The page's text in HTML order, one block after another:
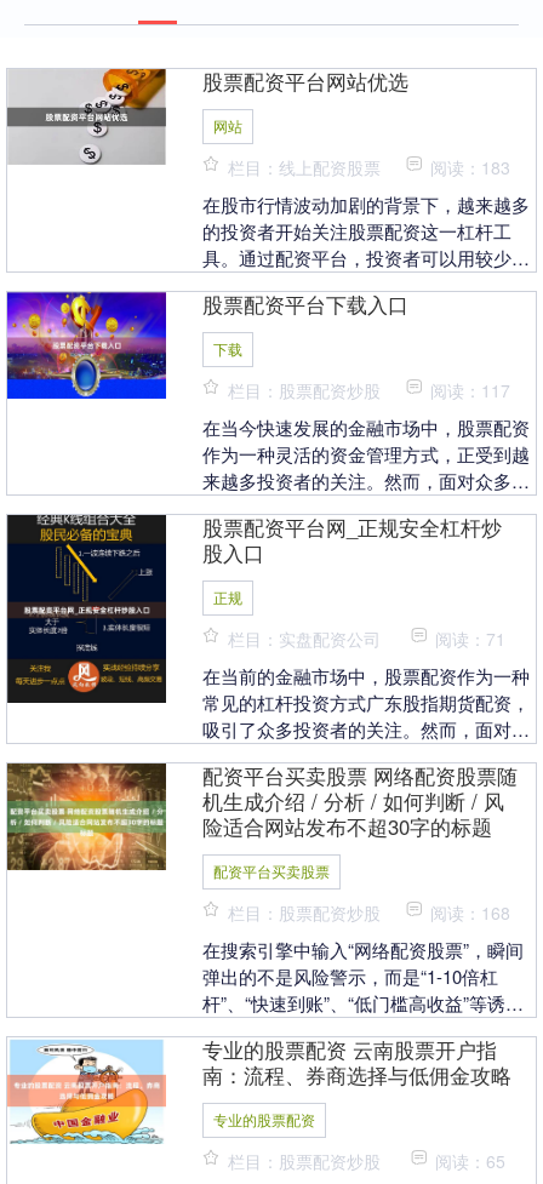
股票配资平台网站优选
网站
栏目：线上配资股票 阅读：183
在股市行情波动加剧的背景下，越来越多
的投资者开始关注股票配资这一杠杆工
具。通过配资平台，投资者可以用较少的
收益。然而重庆股票....
股票配资平台下载入口
下载
栏目：股票配资炒股 阅读：117
在当今快速发展的金融市场中，股票配资
作为一种灵活的资金管理方式，正受到越
来越多投资者的关注。然而，面对众多配
口，成为投资者首要....
股票配资平台网_正规安全杠杆炒
股入口
正规
栏目：实盘配资公司 阅读：71
在当前的金融市场中，股票配资作为一种
常见的杠杆投资方式广东股指期货配资，
吸引了众多投资者的关注。然而，面对市
正规安全的股票配....
配资平台买卖股票 网络配资股票随
机生成介绍 / 分析 / 如何判断 / 风
险适合网站发布不超30字的标题
配资平台买卖股票
栏目：股票配资炒股 阅读：168
在搜索引擎中输入“网络配资股票”，瞬间
弹出的不是风险警示，而是“1-10倍杠
杆”、“快速到账”、“低门槛高收益”等诱人
中的霓....
专业的股票配资 云南股票开户指
南：流程、券商选择与低佣金攻略
专业的股票配资
栏目：股票配资炒股 阅读：65